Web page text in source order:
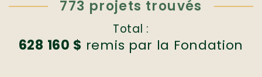
773 projets trouvés
Total :
628 160 $ remis par la Fondation